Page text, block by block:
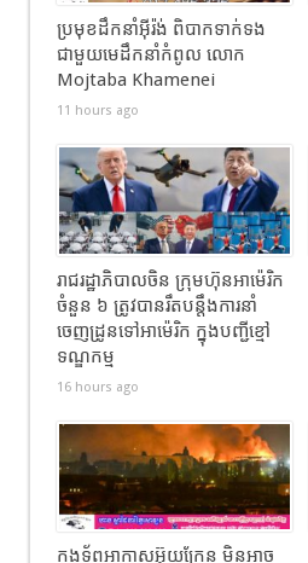
ប្រមុខដឹកនាំអ៊ីរ៉ង់ ពិបាកទាក់ទង
ជាមួយមេដឹកនាំកំពូល លោក
Mojtaba Khamenei
11 hours ago
រាជរដ្ឋាភិបាល​ចិន​ ក្រុមហ៊ុនអាម៉េរិក
ចំនួន ៦ ត្រូវ​បានរឹតបន្តឹងការនាំ
ចេញដ្រូនទៅអាម៉េរិក​ ក្នុងបញ្ជីខ្មៅ
ទណ្ឌកម្ម
16 hours ago
កងទ័ពអាកាសអ៊ុយក្រែន មិនអាច